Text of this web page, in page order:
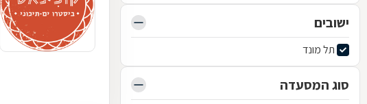
ישובים
תל מונד
סוג המסעדה